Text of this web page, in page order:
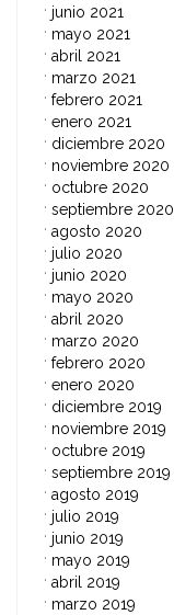
junio 2021
mayo 2021
abril 2021
marzo 2021
febrero 2021
enero 2021
diciembre 2020
noviembre 2020
octubre 2020
septiembre 2020
agosto 2020
julio 2020
junio 2020
mayo 2020
abril 2020
marzo 2020
febrero 2020
enero 2020
diciembre 2019
noviembre 2019
octubre 2019
septiembre 2019
agosto 2019
julio 2019
junio 2019
mayo 2019
abril 2019
marzo 2019